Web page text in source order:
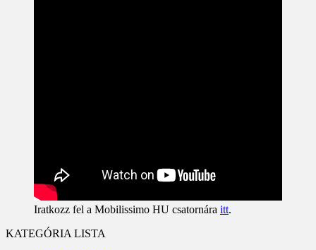
Iratkozz fel a Mobilissimo HU csatornára itt.
KATEGÓRIA LISTA